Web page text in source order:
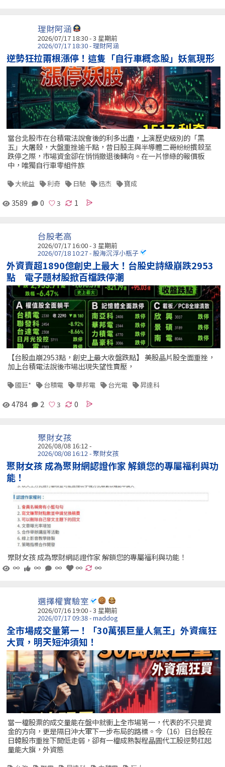
理財阿涵
2026/07/17 18:30 - 3 星期前
2026/07/17 18:30 - 理財阿涵
逆勢狂拉兩根漲停！這隻「自行車概念股」妖氣現形
當台北股市在台積電法說會後的利多出盡，上演歷史級別的「黑
五」大屠殺，大盤重挫逾千點，昔日股王與半導體二哥紛紛摜殺至
跌停之際，市場資金卻在悄悄撤退後轉向。在一片慘綠的報價板
中，唯獨自行車零組件族
大統益 利奇 日馳 迅杰 寶成
3589 0 1
台股老高
2026/07/17 16:00 - 3 星期前
2026/07/18 10:27 - 股海沉浮小瓶子
外資賣超1890億創史上最大！台股史詩級崩跌2953
點 電子題材股掀百檔跌停潮
【台股血崩2953點，創史上最大收盤跌點】 美股晶片股全面重挫，
加上台積電法說後市場出現失望性賣壓，
國巨* 台積電 華邦電 台光電 昇達科
4784 2 0
聚財女孩
2026/08/08 16:12 -
2026/08/08 16:12 - 聚財女孩
聚財女孩 成為聚財網認證作家 解鎖您的專屬福利與功
能！
聚財女孩 成為聚財網認證作家 解鎖您的專屬福利與功能！
∞
∞ ∞ ∞ ∞
選擇權實驗室
2026/07/16 19:00 - 3 星期前
2026/07/17 09:38 - maddog
全市場成交量第一！「30萬張巨量人氣王」外資瘋狂
大買，明天短沖須知！
當一檔股票的成交量能在盤中就衝上全市場第一，代表的不只是資
金的方向，更是隔日沖大軍下一步布局的路標。今（16）日台股在
日韓股市重挫下開低走弱，卻有一檔成熟製程晶圓代工股逆勢扛起
量能大旗，外資態